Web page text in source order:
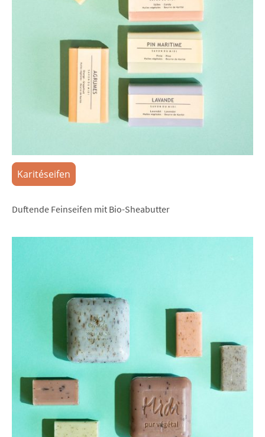
Karitéseifen
Duftende Feinseifen mit Bio-Sheabutter